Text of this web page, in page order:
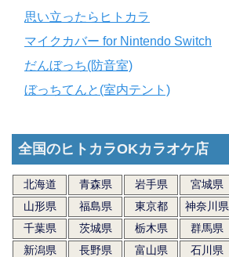
思い立ったらヒトカラ
マイクカバー for Nintendo Switch
だんぼっち(防音室)
ぼっちてんと(室内テント)
全国のヒトカラOKカラオケ店
北海道 青森県 岩手県 宮城県
山形県
福島県 東京都 神奈川県
千葉県
茨城県 栃木県 群馬県
新潟県
長野県 富山県 石川県